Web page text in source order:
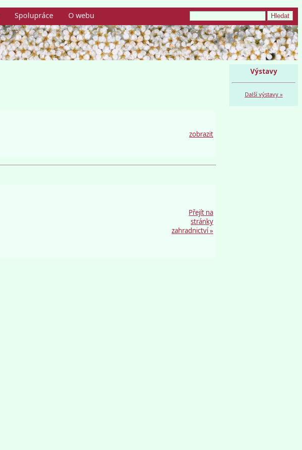
Spolupráce O webu
zobrazit
Přejít na
stránky
zahradnictví »
Výstavy
Další výstavy »